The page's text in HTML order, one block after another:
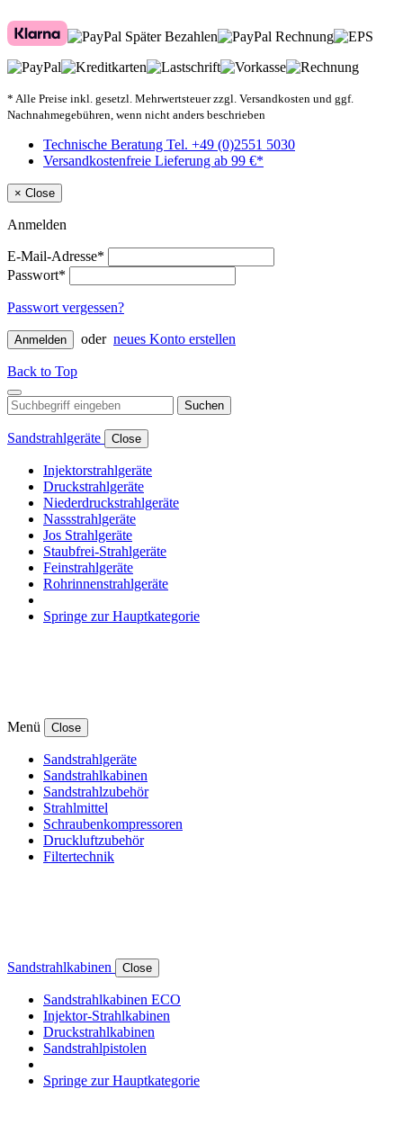
* Alle Preise inkl. gesetzl. Mehrwertsteuer zzgl. Versandkosten und ggf.
Nachnahmegebühren, wenn nicht anders beschrieben
Technische Beratung Tel. +49 (0)2551 5030
Versandkostenfreie Lieferung ab 99 €*
× Close
Anmelden
E-Mail-Adresse*
Passwort*
Passwort vergessen?
Anmelden oder neues Konto erstellen
Back to Top
Suchen
Sandstrahlgeräte Close
Injektorstrahlgeräte
Druckstrahlgeräte
Niederdruckstrahlgeräte
Nassstrahlgeräte
Jos Strahlgeräte
Staubfrei-Strahlgeräte
Feinstrahlgeräte
Rohrinnenstrahlgeräte
Springe zur Hauptkategorie
Menü Close
Sandstrahlgeräte
Sandstrahlkabinen
Sandstrahlzubehör
Strahlmittel
Schraubenkompressoren
Druckluftzubehör
Filtertechnik
Sandstrahlkabinen Close
Sandstrahlkabinen ECO
Injektor-Strahlkabinen
Druckstrahlkabinen
Sandstrahlpistolen
Springe zur Hauptkategorie